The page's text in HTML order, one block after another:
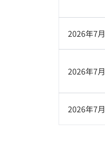
2026年7月
2026年7月
2026年7月